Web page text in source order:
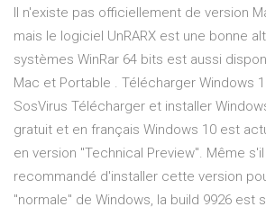
Il n'existe pas officiellement de version
mais le logiciel UnRARX est une bonne
systèmes WinRar 64 bits est aussi
Mac et Portable . Télécharger Windows
SosVirus Télécharger et installer
gratuit et en français Windows 10 est
en version "Technical Preview". Même
recommandé d'installer cette version
"normale" de Windows, la build 9926 est